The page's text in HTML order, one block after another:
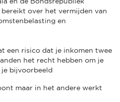
over het vermijden van
en
een risico dat je inkomen twee
het recht hebben om je
bijvoorbeeld
maar in het andere werkt